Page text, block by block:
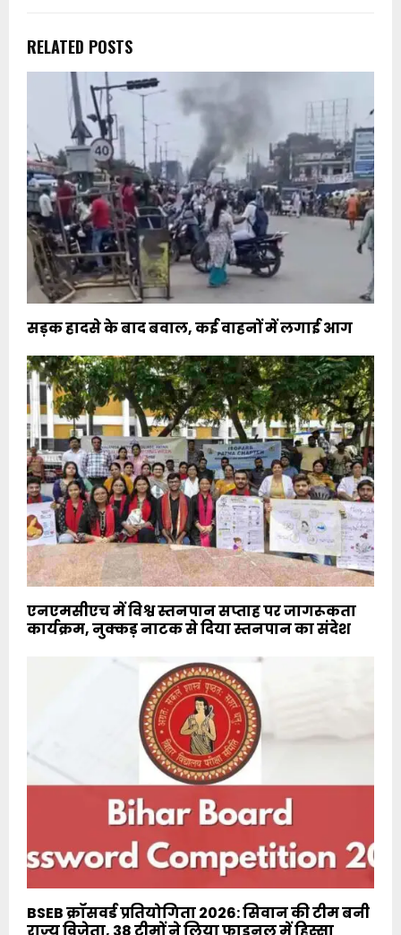
RELATED POSTS
सड़क हादसे के बाद बवाल, कई वाहनों में लगाई आग
एनएमसीएच में विश्व स्तनपान सप्ताह पर जागरूकता
कार्यक्रम, नुक्कड़ नाटक से दिया स्तनपान का संदेश
BSEB क्रॉसवर्ड प्रतियोगिता 2026: सिवान की टीम बनी